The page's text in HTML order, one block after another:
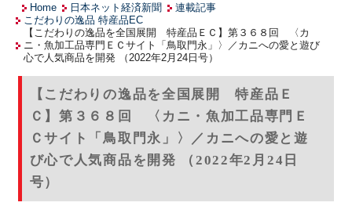
Home 日本ネット経済新聞
連載記事
こだわりの逸品 特産品EC
【こだわりの逸品を全国展開 特産品ＥＣ】第３６８回 〈カ
ニ・魚加工品専門ＥＣサイト「鳥取門永」〉／カニへの愛と遊び
心で人気商品を開発 （2022年2月24日号）
【こだわりの逸品を全国展開 特産品Ｅ
Ｃ】第３６８回 〈カニ・魚加工品専門Ｅ
Ｃサイト「鳥取門永」〉／カニへの愛と遊
び心で人気商品を開発 （2022年2月24日
号）